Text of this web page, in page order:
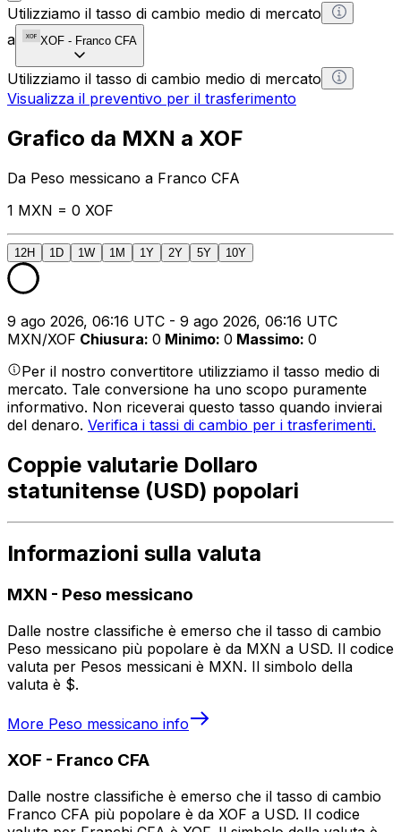
Utilizziamo il tasso di cambio medio di mercato
a
XOF - Franco CFA
Utilizziamo il tasso di cambio medio di mercato
Visualizza il preventivo per il trasferimento
Grafico da MXN a XOF
Da Peso messicano a Franco CFA
1 MXN = 0 XOF
12H 1D 1W 1M 1Y 2Y 5Y 10Y
9 ago 2026, 06:16 UTC - 9 ago 2026, 06:16 UTC
MXN/XOF Chiusura: 0 Minimo: 0 Massimo: 0
Per il nostro convertitore utilizziamo il tasso medio di
mercato. Tale conversione ha uno scopo puramente
informativo. Non riceverai questo tasso quando invierai
del denaro. Verifica i tassi di cambio per i trasferimenti.
Coppie valutarie Dollaro
statunitense (USD) popolari
Informazioni sulla valuta
MXN - Peso messicano
Dalle nostre classifiche è emerso che il tasso di cambio
Peso messicano più popolare è da MXN a USD. Il codice
valuta per Pesos messicani è MXN. Il simbolo della
valuta è $.
More Peso messicano info
XOF - Franco CFA
Dalle nostre classifiche è emerso che il tasso di cambio
Franco CFA più popolare è da XOF a USD. Il codice